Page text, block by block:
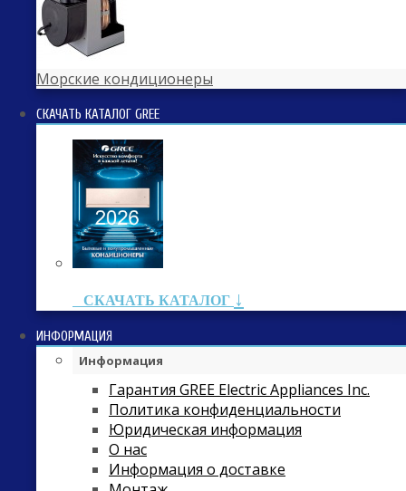
Морские кондиционеры
СКАЧАТЬ КАТАЛОГ GREE
СКАЧАТЬ КАТАЛОГ ↓
ИНФОРМАЦИЯ
Информация
Гарантия GREE Electric Appliances Inc.
Политика конфиденциальности
Юридическая информация
О нас
Информация о доставке